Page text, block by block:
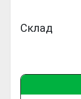
Склад